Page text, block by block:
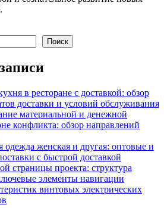
Поиск
в ресторане с доставкой: обзор
доставки и условий обслуживания
материальной и денежной
конфликта: обзор направлений
одежда женская и другая: оптовые и
с быстрой доставкой
страницы проекта: структура
элементы навигации
винтовых электрических